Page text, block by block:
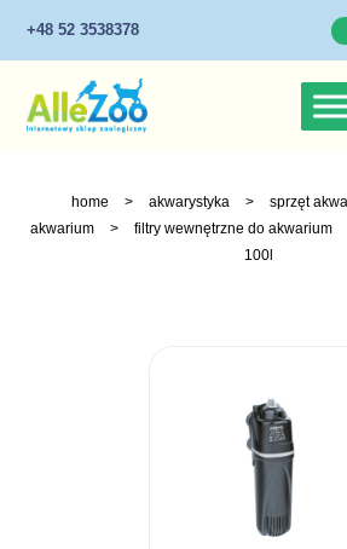
+48 52 3538378
home > akwarystyka > sprzęt
akwarium
> filtry wewnętrzne do akwarium
100l